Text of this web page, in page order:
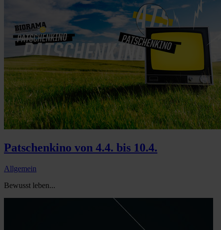
Patschenkino von 4.4. bis 10.4.
Allgemein
Bewusst leben...